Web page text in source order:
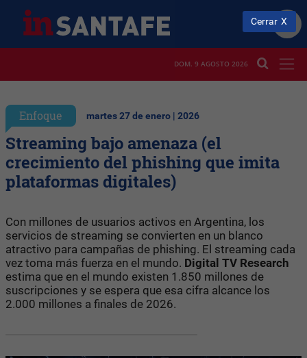
DOM. 9 AGOSTO 2026
Enfoque martes 27 de enero | 2026
Streaming bajo amenaza (el
crecimiento del phishing que imita
plataformas digitales)
Con millones de usuarios activos en Argentina, los
servicios de streaming se convierten en un blanco
atractivo para campañas de phishing. El streaming cada
vez toma más fuerza en el mundo. Digital TV Research
estima que en el mundo existen 1.850 millones de
suscripciones y se espera que esa cifra alcance los
2.000 millones a finales de 2026.
Cerrar